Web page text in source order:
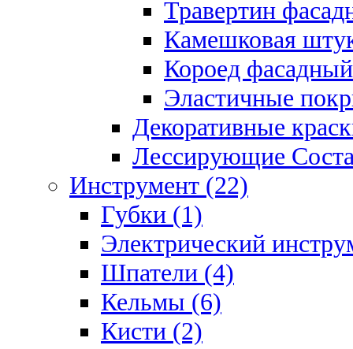
Травертин
Камешковая
Короед
Эластичные
Декоративные
Лессирующие
Инструмент (22)
Губки (1)
Электрический
Шпатели (4)
Кельмы (6)
Кисти (2)